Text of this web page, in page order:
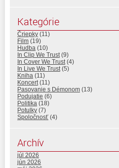
Kategórie
Čriepky (11)
Film (19)
Hudba (10)
In Clip We Trust (9)
In Cover We Trust (4)
In Live We Trust (5)
Kniha (11)
Koncert (11)
Pasovanie s Démonom (13)
Podujatie (6)
Politika (18)
Potulky (7)
Spoločnosť (4)
Archív
júl 2026
jún 2026